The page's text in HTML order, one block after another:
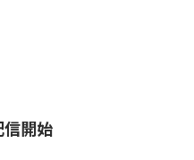
信開始